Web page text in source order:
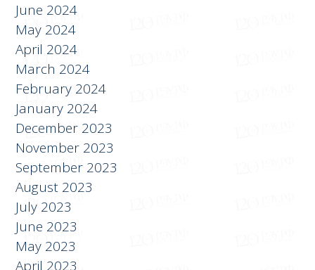
June 2024
May 2024
April 2024
March 2024
February 2024
January 2024
December 2023
November 2023
September 2023
August 2023
July 2023
June 2023
May 2023
April 2023